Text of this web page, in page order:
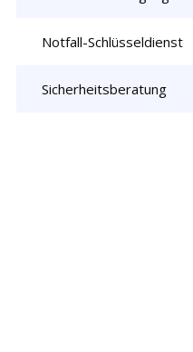
Notfall-Schlüsseldienst
Sicherheitsberatung